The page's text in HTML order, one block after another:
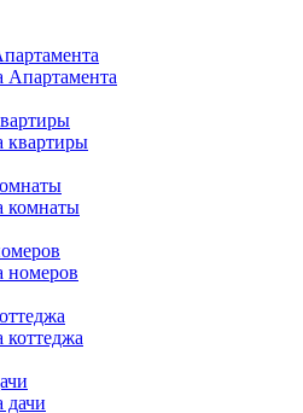
Апартамента
квартиры
комнаты
номеров
коттеджа
дачи